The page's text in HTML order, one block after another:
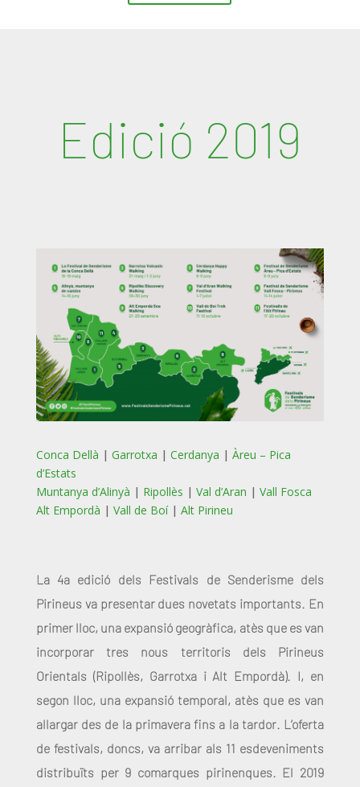
Edició 2019
Conca Dellà | Garrotxa | Cerdanya | Àreu – Pica
d’Estats
Muntanya d’Alinyà | Ripollès | Val d’Aran | Vall Fosca
Alt Empordà | Vall de Boí| Alt Pirineu
La 4a edició dels Festivals de Senderisme dels
Pirineus va presentar dues novetats importants. En
primer lloc, una expansió geogràfica, atès que es van
incorporar tres nous territoris dels Pirineus
Orientals (Ripollès, Garrotxa i Alt Empordà). I, en
segon lloc, una expansió temporal, atès que es van
allargar des de la primavera fins a la tardor. L’oferta
de festivals, doncs, va arribar als 11 esdeveniments
distribuïts per 9 comarques pirinenques. El 2019